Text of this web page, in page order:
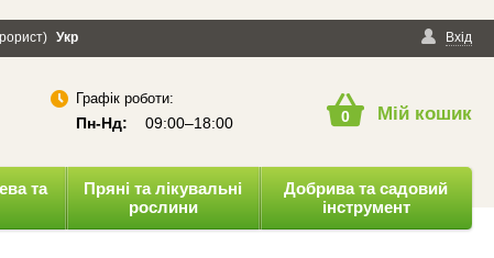
Вхід
Укр
Графік роботи:
Пн-Нд: 09:00–18:00 0 Мій кошик
та
Пряні та лікувальні
рослини
Добрива та садовий
інструмент